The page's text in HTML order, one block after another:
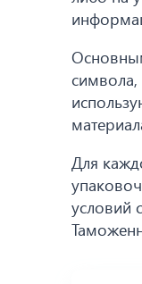
Для
условий